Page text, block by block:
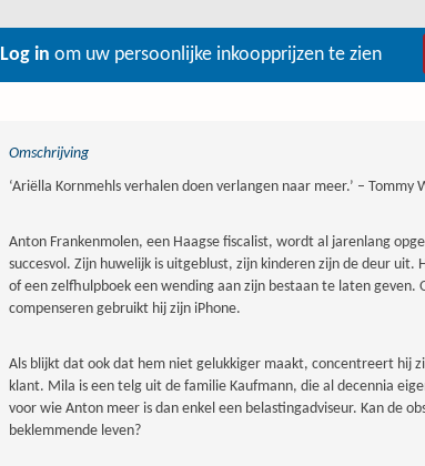
Log in om uw persoonlijke inkoopprijzen te zien
Omschrijving
‘Ariëlla Kornmehls verhalen doen verlangen naar meer.’ – Tommy
Anton Frankenmolen, een Haagse fiscalist, wordt al jarenlang
succesvol. Zijn huwelijk is uitgeblust, zijn kinderen zijn de deur
of een zelfhulpboek een wending aan zijn bestaan te laten geven.
compenseren gebruikt hij zijn iPhone.
Als blijkt dat ook dat hem niet gelukkiger maakt, concentreert hij
klant. Mila is een telg uit de familie Kaufmann, die al decennia
voor wie Anton meer is dan enkel een belastingadviseur. Kan de
beklemmende leven?